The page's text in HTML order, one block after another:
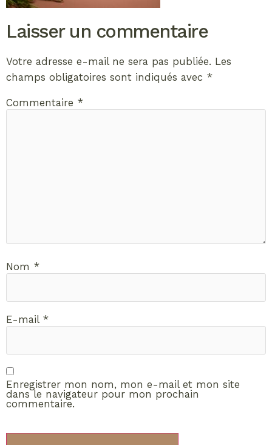
Laisser un commentaire
Votre adresse e-mail ne sera pas publiée. Les
champs obligatoires sont indiqués avec *
Commentaire *
Nom *
E-mail *
Enregistrer mon nom, mon e-mail et mon site
dans le navigateur pour mon prochain
commentaire.